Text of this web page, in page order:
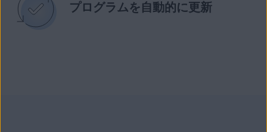
プログラムを自動的に更新